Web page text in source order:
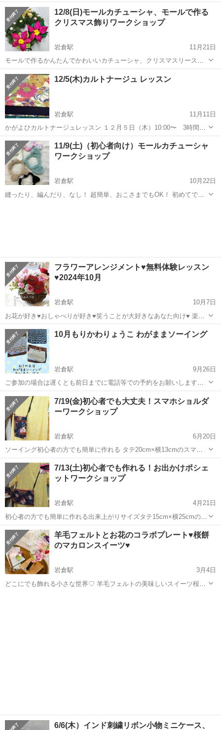
ので、コンビニのお弁当など いろいろ入れられてとても便利です。 ミ
シン初心者の方でも、安心してご参加いただけます。 開催日
6/20(金) 開催時...
愛知 岩倉市 岩倉駅
12/8(日)モールカチューシャ、モールで作る
クリスマス飾りワークショップ
岩倉駅
11月21日
モールで作るかんたんでかわいいカチューシャ、クリスマスリースの
作り方講習です。 お好みの色を選んで難しい手順無しでお子様でも簡
単に作ることができます。 日時 12月8日（日） 10：00～12：00
13:00～16...
愛知 岩倉市 岩倉駅 ワークショップ
12/5(木)カルトナージュ レッスン
岩倉駅
11月11日
かがよひカルトナージュレッスン １２月５日（木）10:00〜 3時間程
度の予定です ハガキを入れるのにちょうどいいサイズです 基本の形な
ので初心者の方も経験者の方も楽しんでいただけると思います 講習
費 2...
愛知 岩倉市 岩倉駅 ワークショップ
11/9(土)（初心者向け）モールカチューシャ
ワークショップ
岩倉駅
10月22日
縫ったり、編んだり、なし！ 超簡単、おこさまでもOK！ 初めてでも
フラワーアレンジメント♥無料体験レッスン
♥2024年10月
岩倉駅
10月7日
お花が好き♥おしゃべりが好き♥笑うことが大好きなあなた向け♥ 楽し
いフラワーアレンジメント教室で、お花を習ってみたい♥ 楽しい時間
を過ごしたい♥という方のために無料体験レッスンをご用意していま
す。 無料体験レッ...
愛知 岩倉市 岩倉駅 ワークショップ
10月もりかわりょうこ わがままソーイング
岩倉駅
9月26日
ご参加の場合は遅くとも前日までに電話等での予約をお願いします。
自由に好きなものを作れるコースです。 ミシン初心者さん、 おうちに
ミシンがない方、 刺繍ミシンを試してみたい方、 いろいろなアイテム
を作りたい...
愛知 岩倉市 岩倉駅 ワークショップ
7/19(金)初心者でも大丈夫！スマホショルダ
ーワークショップ
岩倉駅
6月20日
ソーイング初心者の方でも簡単に作れる タテ20cm×横13cmのスマホ
ショルダーを作ります。 ファスナーポケット付きです。早い方は1回
で完成予定です。 開催日 7/19(金) 開催時刻 13：00～
16：...
愛知 岩倉市 岩倉駅 ワークショップ 時刻
7/13(土)初心者でも作れる！お出かけポシェ
ットワークショップ
岩倉駅
4月21日
初心者の方でも簡単に作れる出来上がりサイズタテ15cm×横25cmのポ
シェットを作ります。 内ポケット付きで便利です。 開催日 7/13(土)
開催時刻 10：00～13：00 持ち物 裁縫道具（おさ...
愛知 岩倉市 岩倉駅 ワークショップ 時刻
羊毛フェルトとお花のコラボプレート♥桜餅
のマカロンスイーツ♥
岩倉駅
3月4日
どこにでも飾れる小さな世界♡ 羊毛フェルトの美味しいスイーツ桜餅
6/6(木）インド刺繍リボン小物ミニケース、